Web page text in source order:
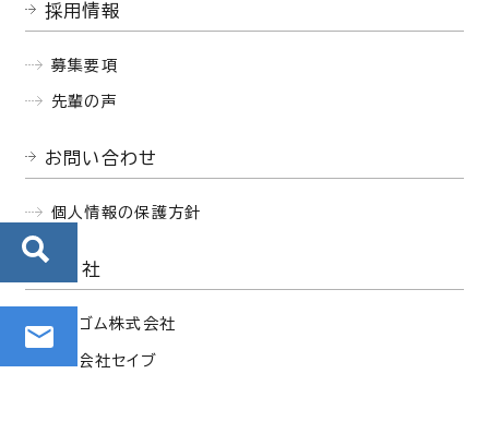
採用情報
募集要項
先輩の声
お問い合わせ
個人情報の保護方針
関連会社
西部ゴム株式会社
株式会社セイブ